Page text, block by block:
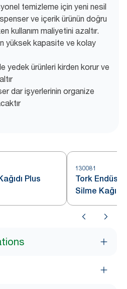
temizleme için yeni nesil
ve içerik ürünün doğru
kullanım maliyetini azaltır.
yüksek kapasite ve kolay
yedek ürünleri kirden korur ve
dar işyerlerinin organize
Plus
130081
Tork
Silme